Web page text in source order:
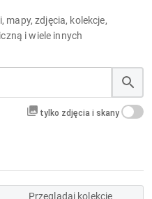
mapy, zdjęcia, kolekcje,
i wiele innych
tylko zdjęcia i skany
Przeglądaj kolekcje